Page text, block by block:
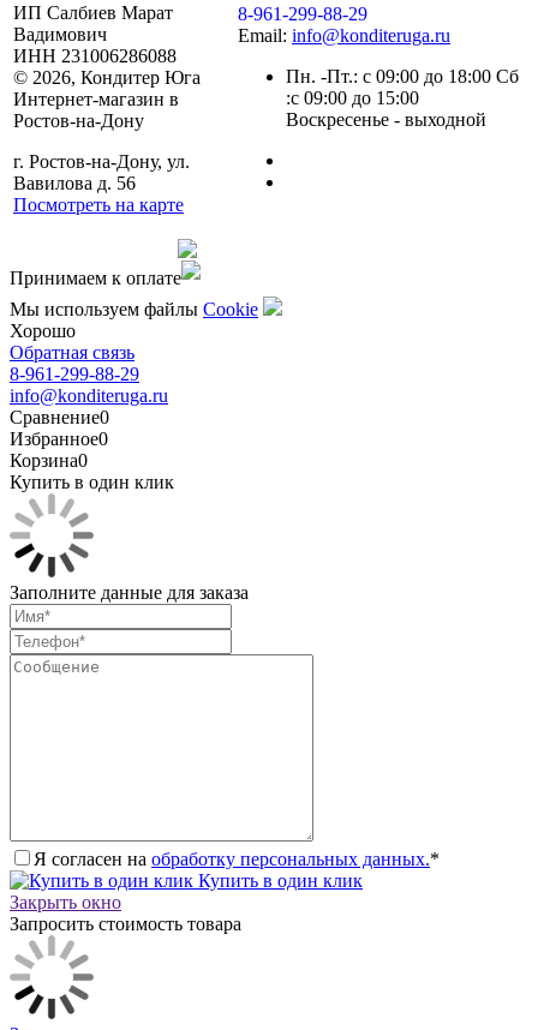
ИП Салбиев Марат
Вадимович
ИНН 231006286088
© 2026, Кондитер Юга
Интернет-магазин в
Ростов-на-Дону
г. Ростов-на-Дону, ул.
Вавилова д. 56
Посмотреть на карте
8-961-299-88-29
Email: info@konditeruga.ru
Пн. -Пт.: с 09:00 до 18:00 Сб
:с 09:00 до 15:00
Воскресенье - выходной
Принимаем к оплате
Мы используем файлы Сookie
Хорошо
Обратная связь
8-961-299-88-29
info@konditeruga.ru
Сравнение0
Избранное0
Корзина0
Купить в один клик
Заполните данные для заказа
Я согласен на обработку персональных данных.*
Купить в один клик
Закрыть окно
Запросить стоимость товара